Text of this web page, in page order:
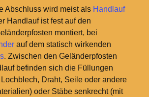
Abschluss wird meist als Handlauf
Handlauf ist fest auf den
montiert, bei
auf dem statisch wirkenden
. Zwischen den Geländerpfosten
befinden sich die Füllungen
Draht, Seile oder andere
oder Stäbe senkrecht (mit